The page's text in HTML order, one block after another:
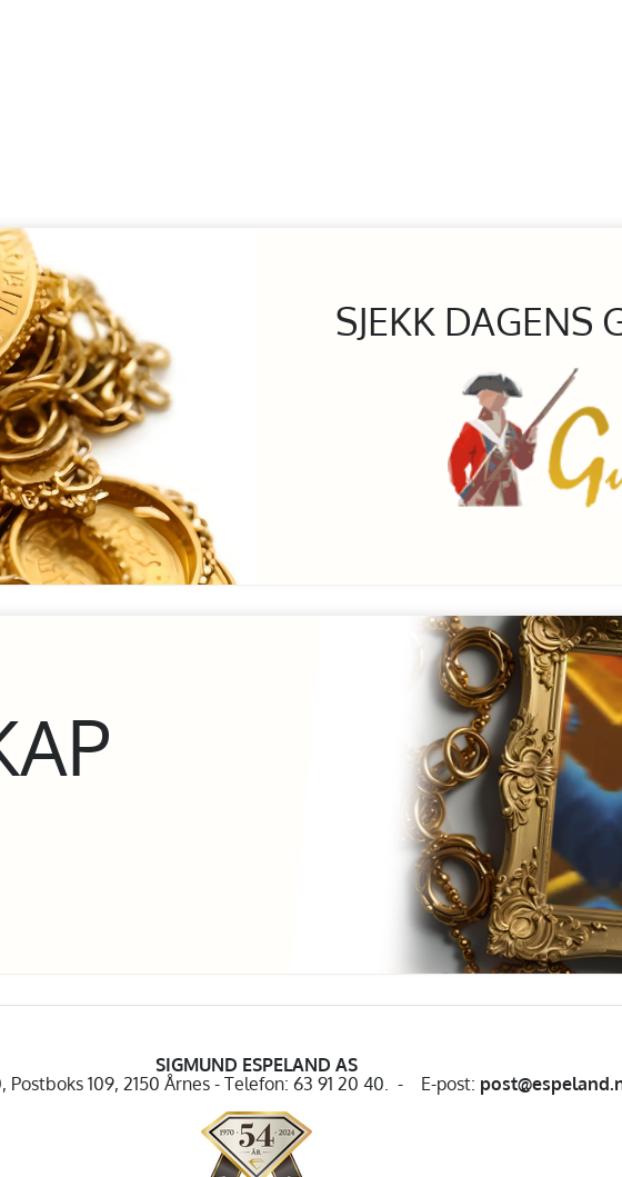
SJEKK DAGENS
SIGMUND ESPELAND AS
Postboks 109, 2150 Årnes - Telefon: 63 91 20 40. - E-post: